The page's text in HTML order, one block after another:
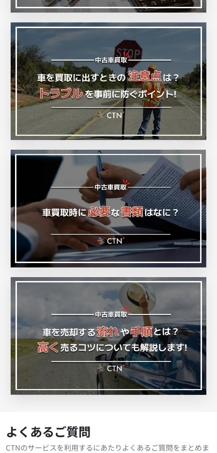
よくあるご質問
CTNのサービスを利用するにあたりよくあるご質問をまとめま